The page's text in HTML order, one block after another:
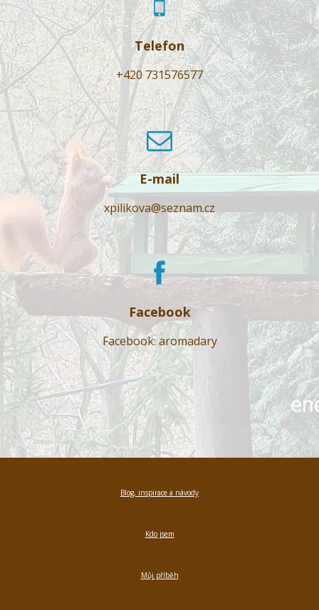
Telefon
+420 731576577
E-mail
xpilikova@seznam.cz
Facebook
Facebook: aromadary
Blog, inspirace a návody
Kdo jsem
Můj příběh